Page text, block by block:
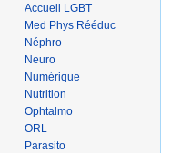
Accueil LGBT
Med Phys Rééduc
Néphro
Neuro
Numérique
Nutrition
Ophtalmo
ORL
Parasito